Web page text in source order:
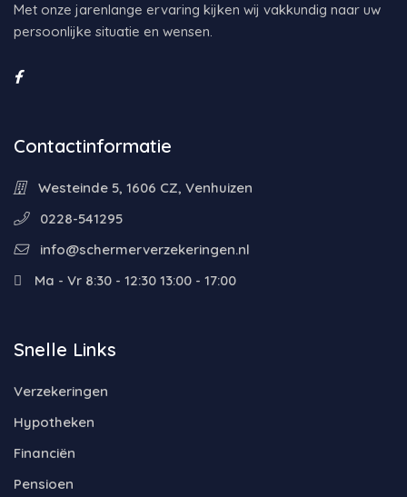
Met onze jarenlange ervaring kijken wij vakkundig naar uw
persoonlijke situatie en wensen.
Contactinformatie
Westeinde 5, 1606 CZ, Venhuizen
0228-541295
info@schermerverzekeringen.nl
Ma - Vr 8:30 - 12:30 13:00 - 17:00
Snelle Links
Verzekeringen
Hypotheken
Financiën
Pensioen